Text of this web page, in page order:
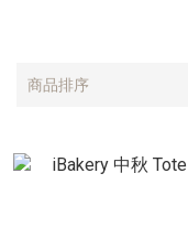
商品排序